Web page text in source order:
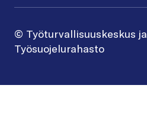
© Työturvallisuuskeskus ja
Työsuojelurahasto